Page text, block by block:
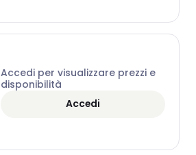
Accedi per visualizzare prezzi e
disponibilità
Accedi